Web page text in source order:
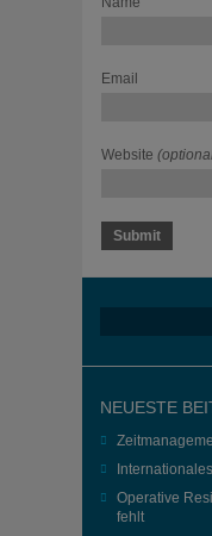
Email
Website
NEUESTE
Operative
fehlt